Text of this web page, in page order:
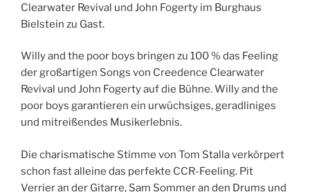
Clearwater Revival und John Fogerty im Burghaus
Bielstein zu Gast.
Willy and the poor boys bringen zu 100 % das Feeling
der großartigen Songs von Creedence Clearwater
Revival und John Fogerty auf die Bühne. Willy and the
poor boys garantieren ein urwüchsiges, geradliniges
und mitreißendes Musikerlebnis.
Die charismatische Stimme von Tom Stalla verkörpert
schon fast alleine das perfekte CCR-Feeling. Pit
Verrier an der Gitarre, Sam Sommer an den Drums und